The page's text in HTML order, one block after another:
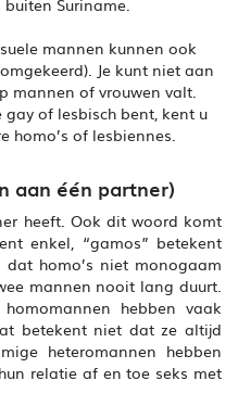
Suriname.
mannen kunnen ook
Je kunt niet aan
mannen of vrouwen valt.
of lesbisch bent, kent u
homo’s of lesbiennes.
aan één partner)
heeft. Ook dit woord komt
enkel, “gamos” betekent
homo’s niet monogaam
mannen nooit lang duurt.
hebben vaak
betekent niet dat ze altijd
heteromannen hebben
relatie af en toe seks met